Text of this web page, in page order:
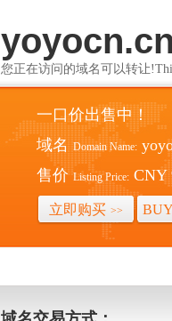
yoyocn.cn
您正在访问的域名可以转让
一口价出售中！
域名 Domain Name:
售价 Listing Price: CNY
立即购买 >>